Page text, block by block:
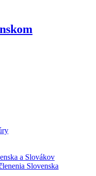
a Slovákov
Slovenska